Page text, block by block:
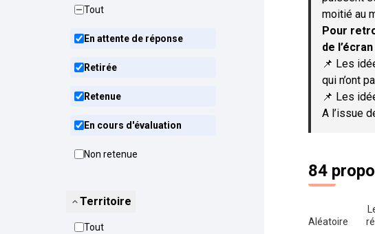
Tout
En attente de réponse
Retirée
Retenue
En cours d'évaluation
Non retenue
Territoire
Tout
moitié au
Pour
de l’écran
📌 Les
qui n’ont
📌 Les
A l’issue
84
Aléatoire